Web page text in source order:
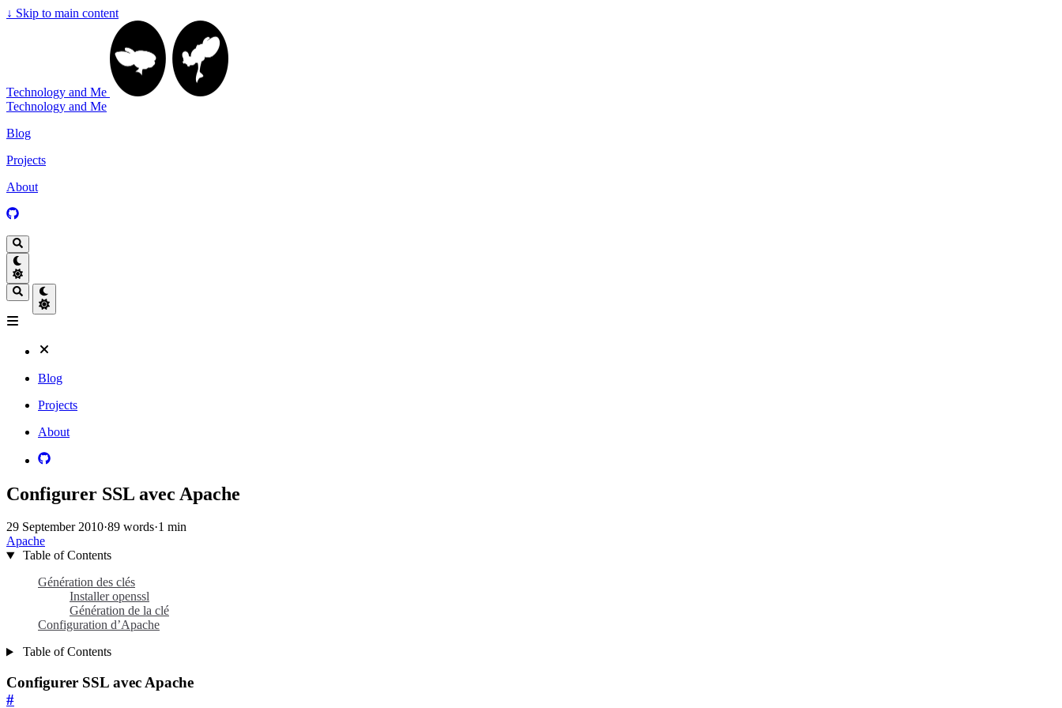
↓ Skip to main content
Technology and Me
Technology and Me
Blog
Projects
About
Blog
Projects
About
Configurer SSL avec Apache
29 September 2010·89 words·1 min
Apache
Table of Contents
Génération des clés
Installer openssl
Génération de la clé
Configuration d’Apache
Table of Contents
Configurer SSL avec Apache
#